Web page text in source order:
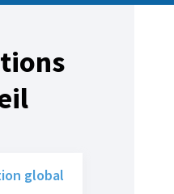
global